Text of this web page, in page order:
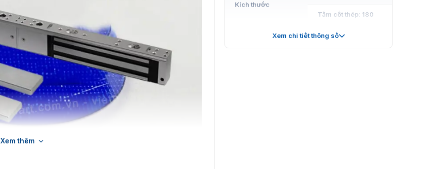
Xem thêm
Kích thước
Tấm cốt thép: 180
mm (7,1 × 1,5\" ×
Xem chi tiết thông số